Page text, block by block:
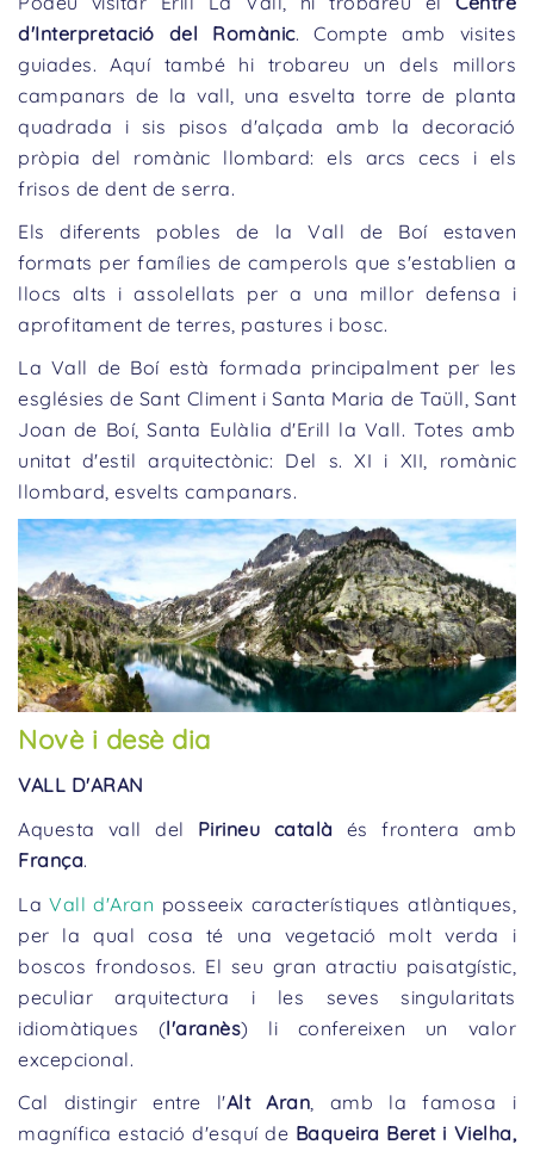
d'Interpretació del Romànic. Compte amb visites
guiades. Aquí també hi trobareu un dels millors
campanars de la vall, una esvelta torre de planta
quadrada i sis pisos d'alçada amb la decoració
pròpia del romànic llombard: els arcs cecs i els
frisos de dent de serra.
Els diferents pobles de la Vall de Boí estaven
formats per famílies de camperols que s'establien a
llocs alts i assolellats per a una millor defensa i
aprofitament de terres, pastures i bosc.
La Vall de Boí està formada principalment per les
esglésies de Sant Climent i Santa Maria de Taüll, Sant
Joan de Boí, Santa Eulàlia d'Erill la Vall. Totes amb
unitat d'estil arquitectònic: Del s. XI i XII, romànic
llombard, esvelts campanars.
Novè i desè dia
VALL D'ARAN
Aquesta vall del Pirineu català és frontera amb
França.
LaVall d'Aran posseeix característiques atlàntiques,
per la qual cosa té una vegetació molt verda i
boscos frondosos. El seu gran atractiu paisatgístic,
peculiar arquitectura i les seves singularitats
idiomàtiques (l'aranès) li confereixen un valor
excepcional.
Cal distingir entre l'Alt Aran, amb la famosa i
magnífica estació d'esquí de Baqueira Beret i Vielha,